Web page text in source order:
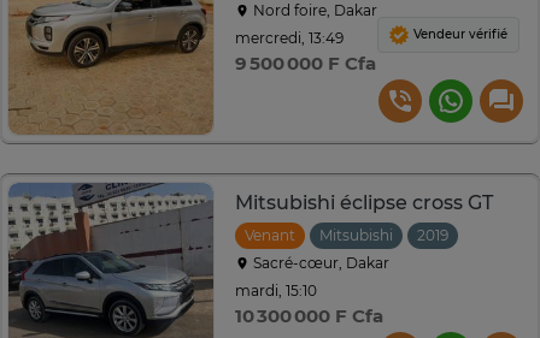
Nord foire, Dakar
mercredi, 13:49
9 500 000 F Cfa
Vendeur vérifié
Mitsubishi éclipse cross GT
Venant Mitsubishi 2019
Sacré-cœur, Dakar
mardi, 15:10
10 300 000 F Cfa